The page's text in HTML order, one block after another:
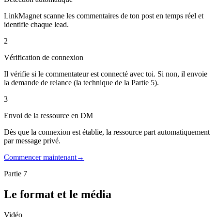
LinkMagnet scanne les commentaires de ton post en temps réel et
identifie chaque lead.
2
Vérification de connexion
Il vérifie si le commentateur est connecté avec toi. Si non, il envoie
la demande de relance (la technique de la Partie 5).
3
Envoi de la ressource en DM
Dès que la connexion est établie, la ressource part automatiquement
par message privé.
Commencer maintenant→
Partie 7
Le format et le média
Vidéo